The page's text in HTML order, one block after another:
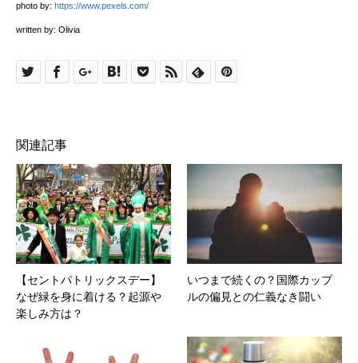
photo by: https://www.pexels.com/
written by: Olivia
関連記事
【セントパトリックスデー】
なぜ緑を身に着ける？起源や
楽しみ方は？
いつまで続くの？国際カップ
ルの偏見との仁義なき闘い